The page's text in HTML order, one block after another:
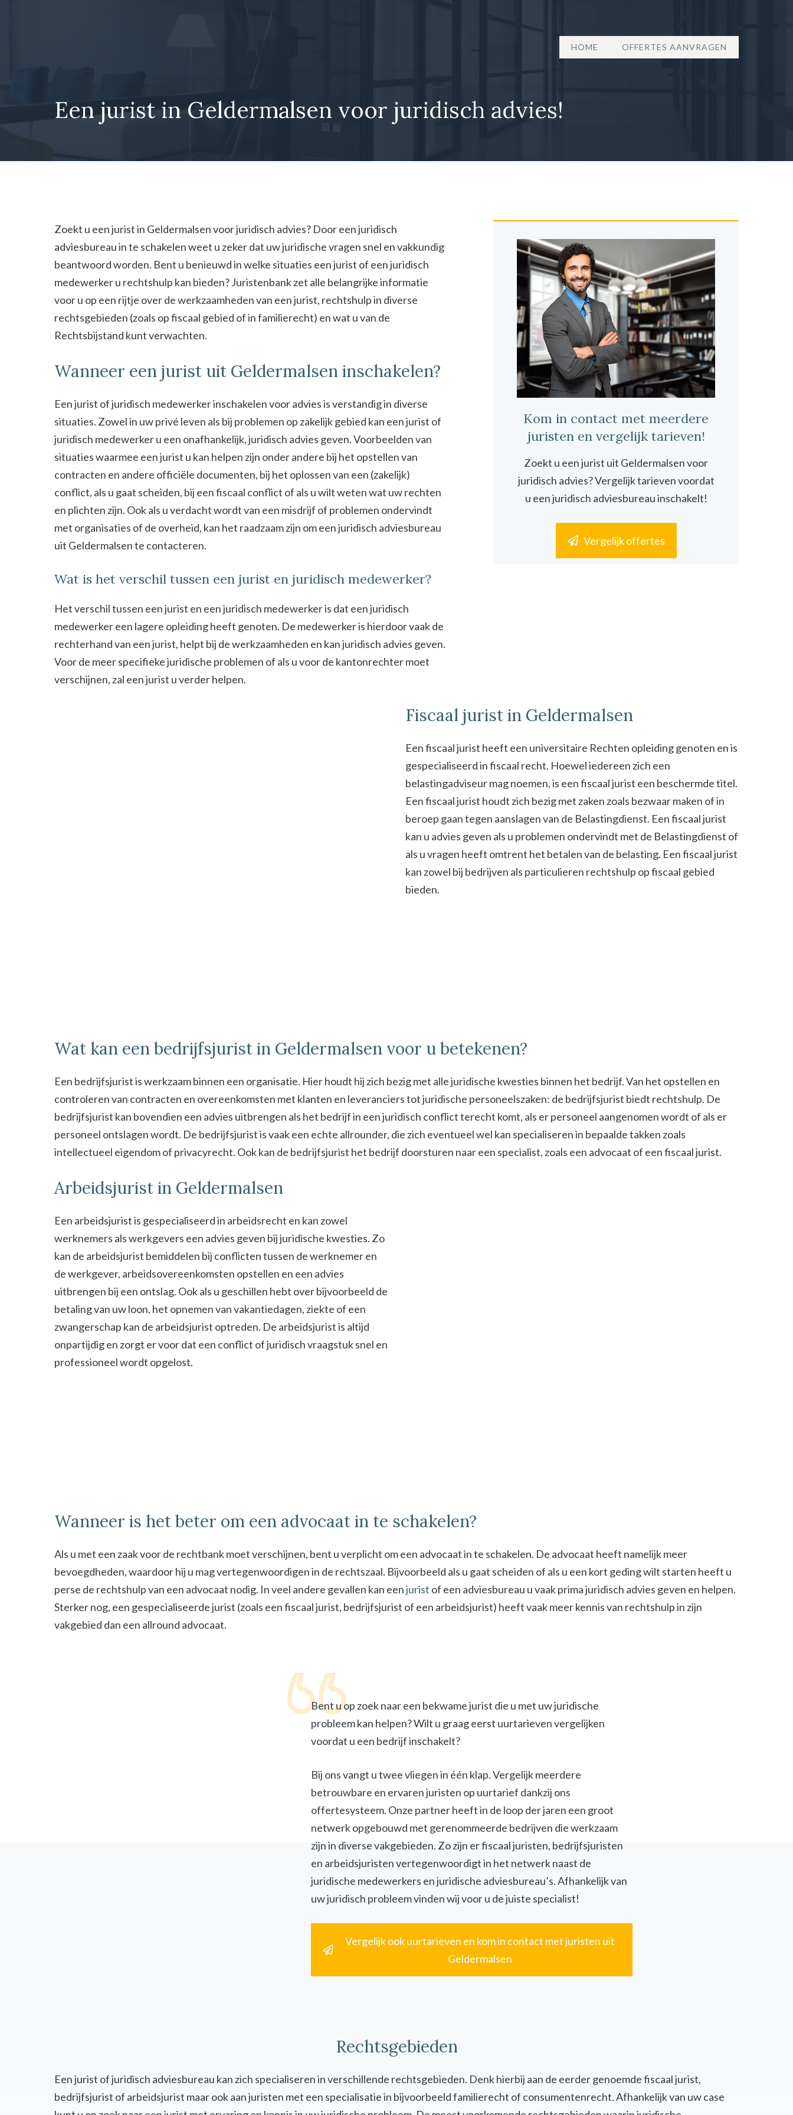
HOME OFFERTES AANVRAGEN
Een jurist in Geldermalsen voor juridisch advies!
Zoekt u een jurist in Geldermalsen voor juridisch advies? Door een juridisch
adviesbureau in te schakelen weet u zeker dat uw juridische vragen snel en vakkundig
beantwoord worden. Bent u benieuwd in welke situaties een jurist of een juridisch
medewerker u rechtshulp kan bieden? Juristenbank zet alle belangrijke informatie
voor u op een rijtje over de werkzaamheden van een jurist, rechtshulp in diverse
rechtsgebieden (zoals op fiscaal gebied of in familierecht) en wat u van de
Rechtsbijstand kunt verwachten.
Wanneer een jurist uit Geldermalsen inschakelen?
Een jurist of juridisch medewerker inschakelen voor advies is verstandig in diverse
situaties. Zowel in uw privé leven als bij problemen op zakelijk gebied kan een jurist of
juridisch medewerker u een onafhankelijk, juridisch advies geven. Voorbeelden van
situaties waarmee een jurist u kan helpen zijn onder andere bij het opstellen van
contracten en andere officiële documenten, bij het oplossen van een (zakelijk)
conflict, als u gaat scheiden, bij een fiscaal conflict of als u wilt weten wat uw rechten
en plichten zijn. Ook als u verdacht wordt van een misdrijf of problemen ondervindt
met organisaties of de overheid, kan het raadzaam zijn om een juridisch adviesbureau
uit Geldermalsen te contacteren.
Wat is het verschil tussen een jurist en juridisch medewerker?
Het verschil tussen een jurist en een juridisch medewerker is dat een juridisch
medewerker een lagere opleiding heeft genoten. De medewerker is hierdoor vaak de
rechterhand van een jurist, helpt bij de werkzaamheden en kan juridisch advies geven.
Voor de meer specifieke juridische problemen of als u voor de kantonrechter moet
verschijnen, zal een jurist u verder helpen.
Kom in contact met meerdere
juristen en vergelijk tarieven!
Zoekt u een jurist uit Geldermalsen voor
juridisch advies? Vergelijk tarieven voordat
u een juridisch adviesbureau inschakelt!
Vergelijk offertes
Fiscaal jurist in Geldermalsen
Een fiscaal jurist heeft een universitaire Rechten opleiding genoten en is
gespecialiseerd in fiscaal recht. Hoewel iedereen zich een
belastingadviseur mag noemen, is een fiscaal jurist een beschermde titel.
Een fiscaal jurist houdt zich bezig met zaken zoals bezwaar maken of in
beroep gaan tegen aanslagen van de Belastingdienst. Een fiscaal jurist
kan u advies geven als u problemen ondervindt met de Belastingdienst of
als u vragen heeft omtrent het betalen van de belasting. Een fiscaal jurist
kan zowel bij bedrijven als particulieren rechtshulp op fiscaal gebied
bieden.
Wat kan een bedrijfsjurist in Geldermalsen voor u betekenen?
Een bedrijfsjurist is werkzaam binnen een organisatie. Hier houdt hij zich bezig met alle juridische kwesties binnen het bedrijf. Van het opstellen en
controleren van contracten en overeenkomsten met klanten en leveranciers tot juridische personeelszaken: de bedrijfsjurist biedt rechtshulp. De
bedrijfsjurist kan bovendien een advies uitbrengen als het bedrijf in een juridisch conflict terecht komt, als er personeel aangenomen wordt of als er
personeel ontslagen wordt. De bedrijfsjurist is vaak een echte allrounder, die zich eventueel wel kan specialiseren in bepaalde takken zoals
intellectueel eigendom of privacyrecht. Ook kan de bedrijfsjurist het bedrijf doorsturen naar een specialist, zoals een advocaat of een fiscaal jurist.
Arbeidsjurist in Geldermalsen
Een arbeidsjurist is gespecialiseerd in arbeidsrecht en kan zowel
werknemers als werkgevers een advies geven bij juridische kwesties. Zo
kan de arbeidsjurist bemiddelen bij conflicten tussen de werknemer en
de werkgever, arbeidsovereenkomsten opstellen en een advies
uitbrengen bij een ontslag. Ook als u geschillen hebt over bijvoorbeeld de
betaling van uw loon, het opnemen van vakantiedagen, ziekte of een
zwangerschap kan de arbeidsjurist optreden. De arbeidsjurist is altijd
onpartijdig en zorgt er voor dat een conflict of juridisch vraagstuk snel en
professioneel wordt opgelost.
Wanneer is het beter om een advocaat in te schakelen?
Als u met een zaak voor de rechtbank moet verschijnen, bent u verplicht om een advocaat in te schakelen. De advocaat heeft namelijk meer
bevoegdheden, waardoor hij u mag vertegenwoordigen in de rechtszaal. Bijvoorbeeld als u gaat scheiden of als u een kort geding wilt starten heeft u
perse de rechtshulp van een advocaat nodig. In veel andere gevallen kan eenjurist of een adviesbureau u vaak prima juridisch advies geven en helpen.
Sterker nog, een gespecialiseerde jurist (zoals een fiscaal jurist, bedrijfsjurist of een arbeidsjurist) heeft vaak meer kennis van rechtshulp in zijn
vakgebied dan een allround advocaat.
Bent u op zoek naar een bekwame jurist die u met uw juridische
probleem kan helpen? Wilt u graag eerst uurtarieven vergelijken
voordat u een bedrijf inschakelt?
Bij ons vangt u twee vliegen in één klap. Vergelijk meerdere
betrouwbare en ervaren juristen op uurtarief dankzij ons
offertesysteem. Onze partner heeft in de loop der jaren een groot
netwerk opgebouwd met gerenommeerde bedrijven die werkzaam
zijn in diverse vakgebieden. Zo zijn er fiscaal juristen, bedrijfsjuristen
en arbeidsjuristen vertegenwoordigt in het netwerk naast de
juridische medewerkers en juridische adviesbureau’s. Afhankelijk van
uw juridisch probleem vinden wij voor u de juiste specialist!
Vergelijk ook uurtarieven en kom in contact met juristen uit
Geldermalsen
Rechtsgebieden
Een jurist of juridisch adviesbureau kan zich specialiseren in verschillende rechtsgebieden. Denk hierbij aan de eerder genoemde fiscaal jurist,
bedrijfsjurist of arbeidsjurist maar ook aan juristen met een specialisatie in bijvoorbeeld familierecht of consumentenrecht. Afhankelijk van uw case